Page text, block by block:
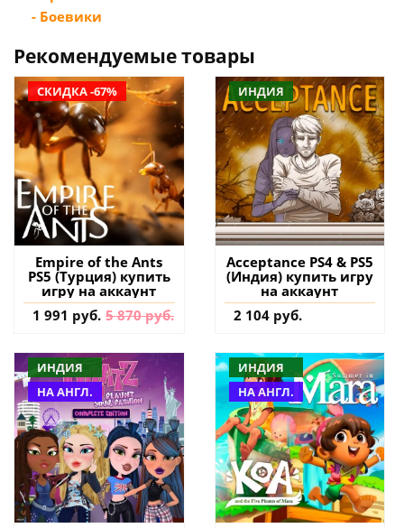
- Боевики
Рекомендуемые товары
СКИДКА -67%
Empire of the Ants
PS5 (Турция) купить
игру на аккаунт
1 991 руб. 5 870 руб.
ИНДИЯ
Acceptance PS4 & PS5
(Индия) купить игру
на аккаунт
2 104 руб.
ИНДИЯ
НА АНГЛ.
ИНДИЯ
НА АНГЛ.